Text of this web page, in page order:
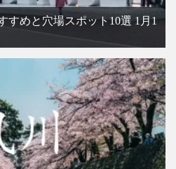
すめと穴場スポット10選 1月1